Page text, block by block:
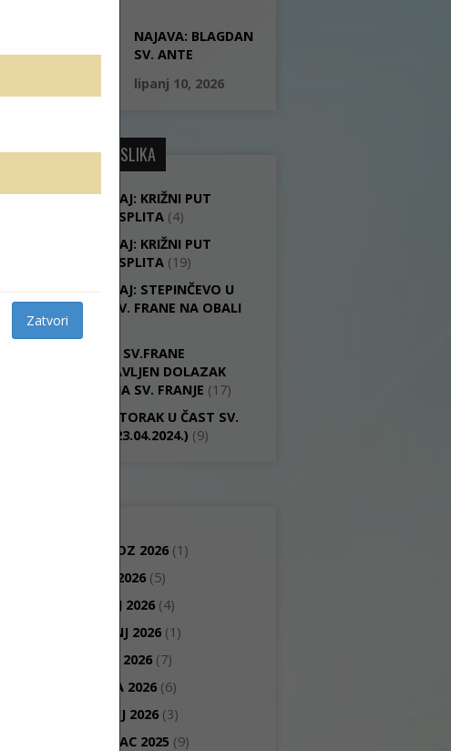
Zatvori
NAJAVA: BLAGDAN
SV. ANTE
lipanj 10, 2026
GALERIJE SLIKA
IZVJEŠTAJ: KRIŽNI PUT
GRADA SPLITA (4)
IZVJEŠTAJ: KRIŽNI PUT
GRADA SPLITA (19)
IZVJEŠTAJ: STEPINČEVO U
CRKVI SV. FRANE NA OBALI
U CRKVI SV.FRANE
PROSLAVLJEN DOLAZAK
RELIKVIJA SV. FRANJE (17)
ŠESTI UTORAK U ČAST SV.
ANTE (23.04.2024.) (9)
KOLOVOZ 2026 (1)
LIPANJ 2026 (5)
SVIBANJ 2026 (4)
TRAVANJ 2026 (1)
OŽUJAK 2026 (7)
VELJAČA 2026 (6)
SIJEČANJ 2026 (3)
PROSINAC 2025 (9)